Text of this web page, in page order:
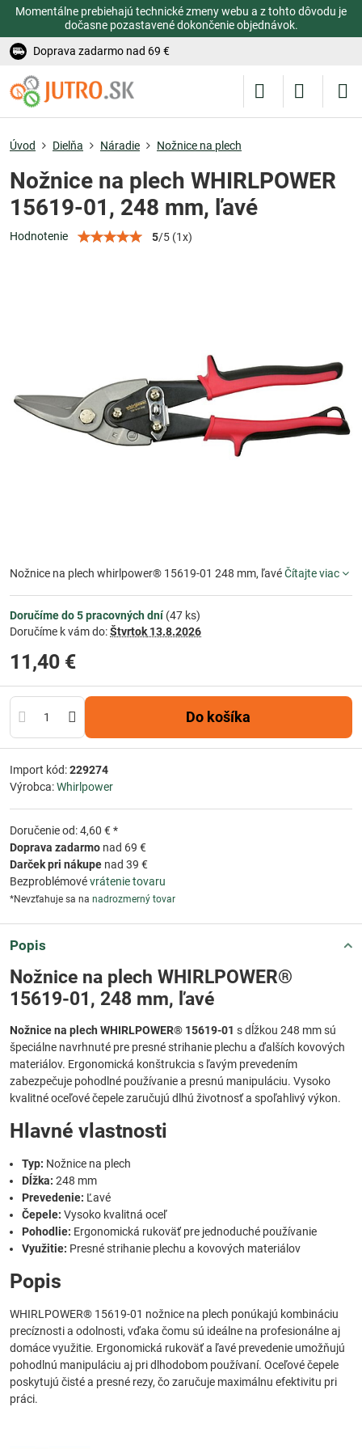
Momentálne prebiehajú technické zmeny webu a z tohto dôvodu je
dočasne pozastavené dokončenie objednávok.
Doprava zadarmo nad 69 €
Úvod Dielňa Náradie Nožnice na plech
Nožnice na plech WHIRLPOWER
15619-01, 248 mm, ľavé
Hodnotenie 5/5 (1x)
Nožnice na plech whirlpower® 15619-01 248 mm, ľavéČítajte viac
Doručíme do 5 pracovných dní(47 ks)
Doručíme k vám do:Štvrtok 13.8.2026
11,40 €
Do košíka
Import kód:229274
Výrobca:Whirlpower
Doručenie od: 4,60 € *
Doprava zadarmo nad 69 €
Darček pri nákupe nad 39 €
Bezproblémovévrátenie tovaru
*Nevzťahuje sa na nadrozmerný tovar
Popis
Nožnice na plech WHIRLPOWER®
15619-01, 248 mm, ľavé
Nožnice na plech WHIRLPOWER® 15619-01 s dĺžkou 248 mm sú
špeciálne navrhnuté pre presné strihanie plechu a ďalších kovových
materiálov. Ergonomická konštrukcia s ľavým prevedením
zabezpečuje pohodlné používanie a presnú manipuláciu. Vysoko
kvalitné oceľové čepele zaručujú dlhú životnosť a spoľahlivý výkon.
Hlavné vlastnosti
Typ: Nožnice na plech
Dĺžka: 248 mm
Prevedenie: Ľavé
Čepele: Vysoko kvalitná oceľ
Pohodlie: Ergonomická rukoväť pre jednoduché používanie
Využitie: Presné strihanie plechu a kovových materiálov
Popis
WHIRLPOWER® 15619-01 nožnice na plech ponúkajú kombináciu
precíznosti a odolnosti, vďaka čomu sú ideálne na profesionálne aj
domáce využitie. Ergonomická rukoväť a ľavé prevedenie umožňujú
pohodlnú manipuláciu aj pri dlhodobom používaní. Oceľové čepele
poskytujú čisté a presné rezy, čo zaručuje maximálnu efektivitu pri
práci.